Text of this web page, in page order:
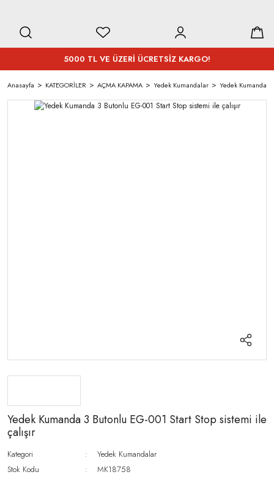
5000 TL VE ÜZERİ ÜCRETSİZ KARGO!
Anasayfa KATEGORİLER AÇMA KAPAMA Yedek Kumandalar Yedek Kumanda 3
Yedek Kumanda 3 Butonlu EG-001 Start Stop sistemi ile
çalışır
Kategori
Yedek Kumandalar
Stok Kodu
MK18758